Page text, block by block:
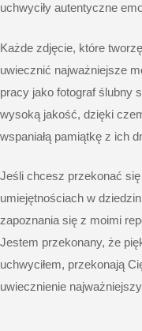
uchwyciły autentyczne
Każde zdjęcie, które
uwiecznić najważniejsze
pracy jako fotograf ślubny
wysoką jakość, dzięki
wspaniałą pamiątkę z ich
Jeśli chcesz przekonać
umiejętnościach w
zapoznania się z moimi
Jestem przekonany, że
uchwyciłem, przekonają
uwiecznienie